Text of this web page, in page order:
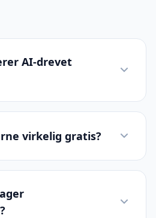
AI-drevet
virkelig gratis?